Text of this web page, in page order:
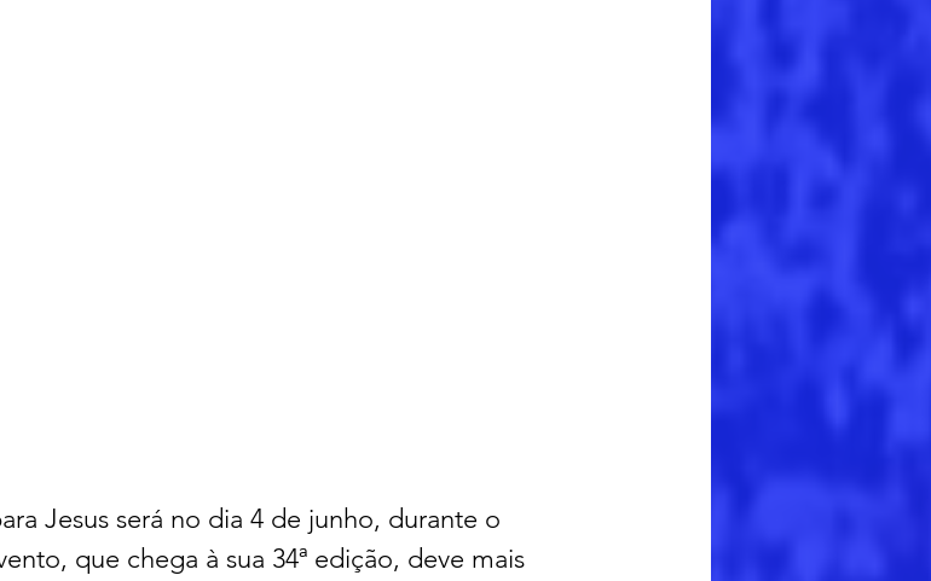
Jesus será no dia 4 de junho, durante o
que chega à sua 34ª edição, deve mais